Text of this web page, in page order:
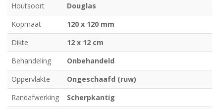
Houtsoort
Douglas
Kopmaat
120 x 120 mm
Dikte
12 x 12 cm
Behandeling
Onbehandeld
Oppervlakte
Ongeschaafd (ruw)
Randafwerking
Scherpkantig